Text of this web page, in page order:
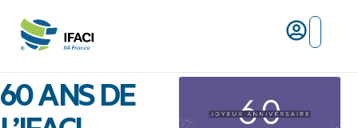
60 ANS DE